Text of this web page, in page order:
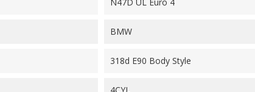
BMW
318d E90 Body Style